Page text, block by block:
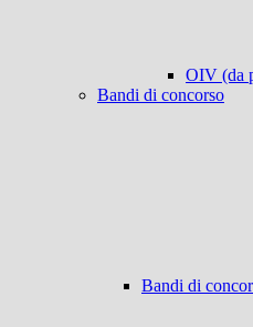
OIV (da
Bandi di concorso
Bandi di